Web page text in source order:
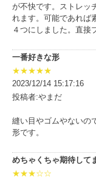
が不快です。ストレッ
れます。可能であれば
４つにしました。直接
一番好きな形
★★★★★
2023/12/14 15:17:16
投稿者:やまだ
縫い目やゴムやないの
形です。
めちゃくちゃ期待して
★★★☆☆